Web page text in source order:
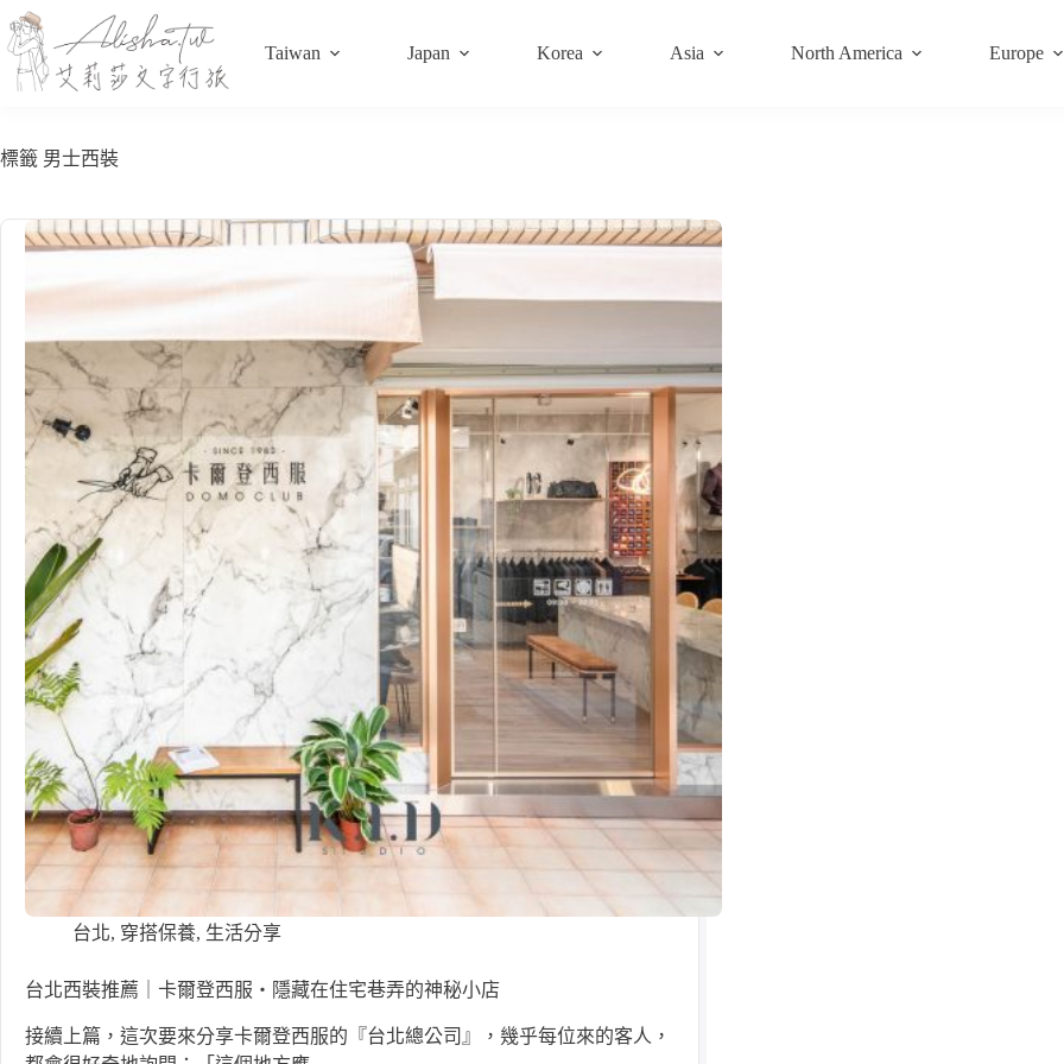
至
主
容
Taiwan Japan Korea Asia North America Europe
標籤 男士西裝
台北, 穿搭保養, 生活分享
台北西裝推薦｜卡爾登西服・隱藏在住宅巷弄的神秘小店
接續上篇，這次要來分享卡爾登西服的『台北總公司』，幾乎每位來的客人，